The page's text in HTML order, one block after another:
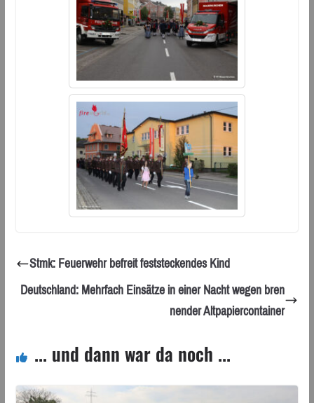
Stmk: Feuerwehr befreit feststeckendes Kind
Deutschland: Mehrfach Einsätze in einer Nacht wegen bren
nender Altpapiercontainer
... und dann war da noch ...